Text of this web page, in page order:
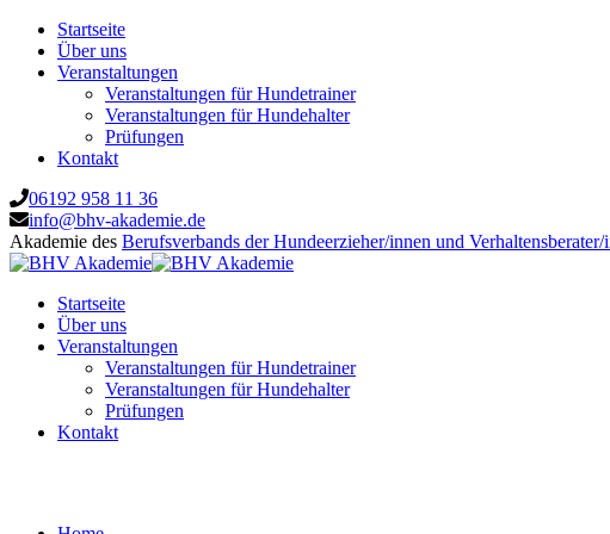
Startseite
Über uns
Veranstaltungen
Veranstaltungen für Hundetrainer
Veranstaltungen für Hundehalter
Prüfungen
Kontakt
06192 958 11 36
info@bhv-akademie.de
Akademie des Berufsverbands der Hundeerzieher/innen und
Startseite
Über uns
Veranstaltungen
Veranstaltungen für Hundetrainer
Veranstaltungen für Hundehalter
Prüfungen
Kontakt